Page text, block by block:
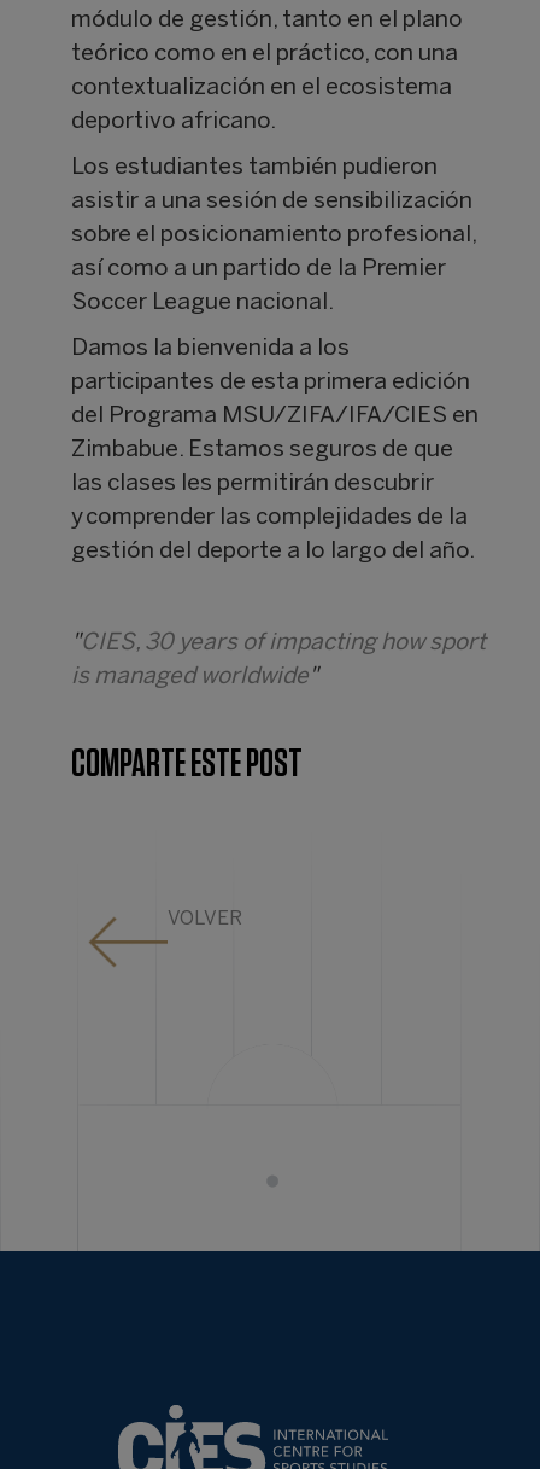
módulo de gestión, tanto en el plano
teórico como en el práctico, con una
contextualización en el ecosistema
deportivo africano.
Los estudiantes también pudieron
asistir a una sesión de sensibilización
sobre el posicionamiento profesional,
así como a un partido de la Premier
Soccer League nacional.
Damos la bienvenida a los
participantes de esta primera edición
del Programa MSU/ZIFA/IFA/CIES en
Zimbabue. Estamos seguros de que
las clases les permitirán descubrir
y comprender las complejidades de la
gestión del deporte a lo largo del año.
"CIES, 30 years of impacting how sport
is managed worldwide "
COMPARTE ESTE POST
VOLVER